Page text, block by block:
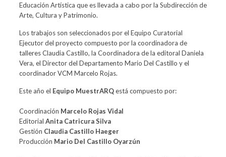
Educación Artística que es llevada a cabo por la Subdirección de
Arte, Cultura y Patrimonio.
Los trabajos son seleccionados por el Equipo Curatorial
Ejecutor del proyecto compuesto por la coordinadora de
talleres Claudia Castillo, la Coordinadora de la editoral Daniela
Vera, el Director del Departamento Mario Del Castillo y el
coordinador VCM Marcelo Rojas.
Este año el Equipo MuestrARQestá compuesto por:
Coordinación Marcelo Rojas Vidal
Editorial Anita Catricura Silva
Gestión Claudia Castillo Haeger
Producción Mario Del Castillo Oyarzún